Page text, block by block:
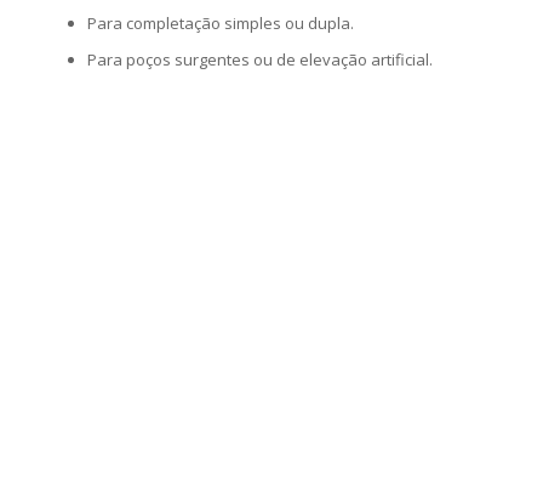
Para completação simples ou dupla.
Para poços surgentes ou de elevação artificial.